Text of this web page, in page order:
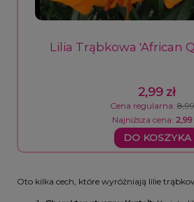
Lilia Trąbkowa 'African
2,99 zł
Cena regularna:
Najniższa cena: 2,99
DO KOSZYKA
Oto kilka cech, które wyróżniają lilie